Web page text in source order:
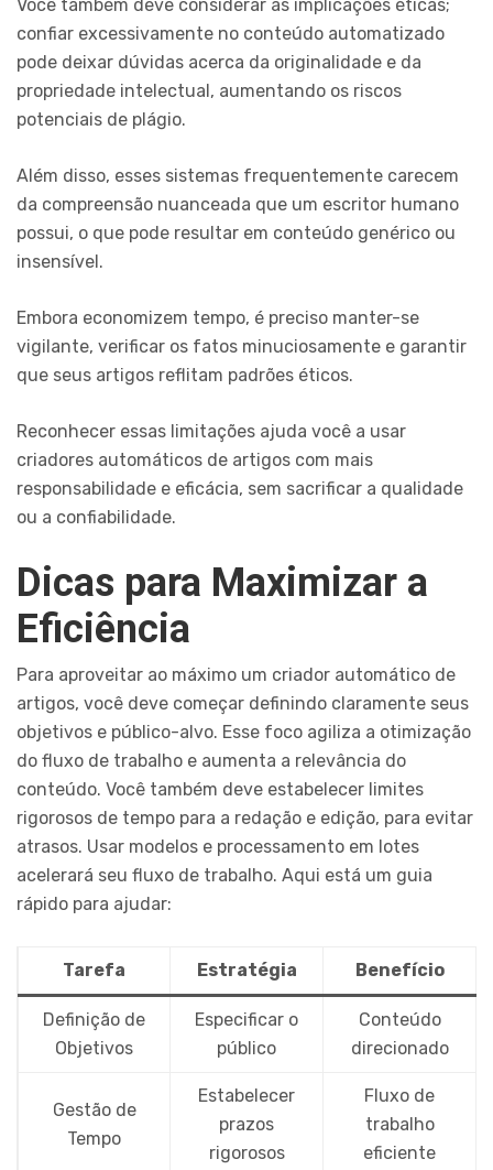
Você também deve considerar as implicações éticas;
confiar excessivamente no conteúdo automatizado
pode deixar dúvidas acerca da originalidade e da
propriedade intelectual, aumentando os riscos
potenciais de plágio.
Além disso, esses sistemas frequentemente carecem
da compreensão nuanceada que um escritor humano
possui, o que pode resultar em conteúdo genérico ou
insensível.
Embora economizem tempo, é preciso manter-se
vigilante, verificar os fatos minuciosamente e garantir
que seus artigos reflitam padrões éticos.
Reconhecer essas limitações ajuda você a usar
criadores automáticos de artigos com mais
responsabilidade e eficácia, sem sacrificar a qualidade
ou a confiabilidade.
Dicas para Maximizar a
Eficiência
Para aproveitar ao máximo um criador automático de
artigos, você deve começar definindo claramente seus
objetivos e público-alvo. Esse foco agiliza a otimização
do fluxo de trabalho e aumenta a relevância do
conteúdo. Você também deve estabelecer limites
rigorosos de tempo para a redação e edição, para evitar
atrasos. Usar modelos e processamento em lotes
acelerará seu fluxo de trabalho. Aqui está um guia
rápido para ajudar:
Tarefa Estratégia Benefício
Definição de
Objetivos
Especificar o
público
Conteúdo
direcionado
Gestão de
Tempo
Estabelecer
prazos
rigorosos
Fluxo de
trabalho
eficiente